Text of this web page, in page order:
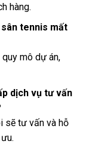
hàng.
sân tennis mất
mô dự án,
dịch vụ tư vấn
sẽ tư vấn và hỗ